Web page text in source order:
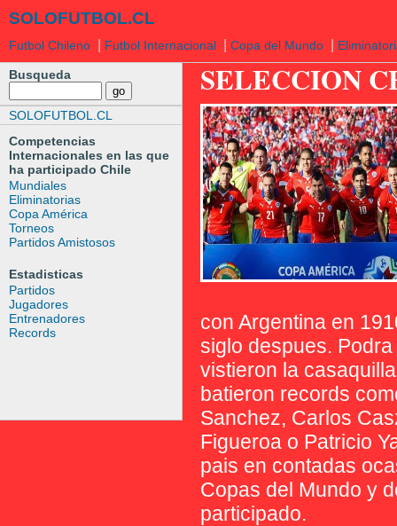
SOLOFUTBOL.CL
Futbol Chileno Futbol Internacional Copa del Mundo
SELECCION
con Argentina en
siglo despues.
vistieron la
batieron records
Sanchez, Carlos
Figueroa o Patricio
pais en contadas
Copas del Mundo y
participado.
Busqueda
SOLOFUTBOL.CL
Competencias
Internacionales en las que
ha participado Chile
Mundiales
Eliminatorias
Copa América
Torneos
Partidos Amistosos
Estadisticas
Partidos
Jugadores
Entrenadores
Records